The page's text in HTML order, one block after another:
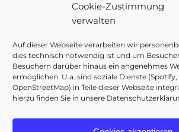
Cookie-Zustimmung
verwalten
Auf dieser Webseite verarbeiten wir
dies technisch notwendig ist und um
Besuchern darüber hinaus ein angenehmes
ermöglichen. U.a. sind soziale Dienste
OpenStreetMap) in Teile dieser Webseite
hierzu finden Sie in unsere